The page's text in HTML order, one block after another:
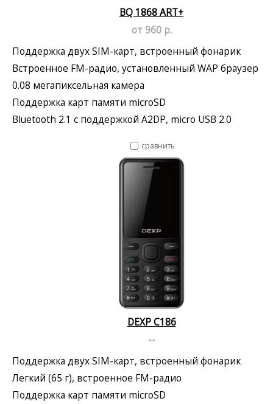
BQ 1868 ART+
от 960 р.
Поддержка двух SIM-карт, встроенный фонарик
Встроенное FM-радио, установленный WAP браузер
0.08 мегапиксельная камера
Поддержка карт памяти microSD
Bluetooth 2.1 с поддержкой A2DP, micro USB 2.0
сравнить
DEXP C186
--
Поддержка двух SIM-карт, встроенный фонарик
Легкий (65 г), встроенное FM-радио
Поддержка карт памяти microSD